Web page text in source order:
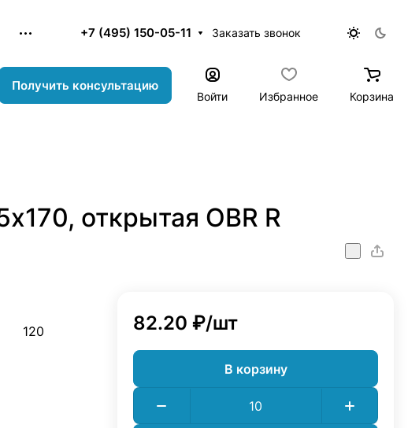
+7 (495) 150-05-11 Заказать звонок
Получить консультацию
Войти Избранное Корзина
открытая OBR R
120 82.20 ₽/шт
В корзину